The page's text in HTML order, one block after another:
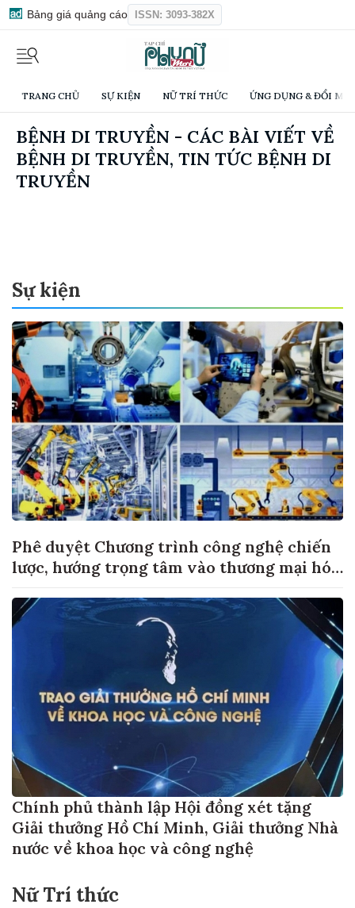
Bảng giá quảng cáo ISSN: 3093-382X
TRANG CHỦ SỰ KIỆN NỮ TRÍ THỨC ỨNG DỤNG & ĐỔI
BỆNH DI TRUYỀN - CÁC BÀI VIẾT VỀ
BỆNH DI TRUYỀN, TIN TỨC BỆNH DI
TRUYỀN
Sự kiện
Phê duyệt Chương trình công nghệ chiến
lược, hướng trọng tâm vào thương mại hóa
Chính phủ thành lập Hội đồng xét tặng
Giải thưởng Hồ Chí Minh, Giải thưởng Nhà
nước về khoa học và công nghệ
Nữ Trí thức